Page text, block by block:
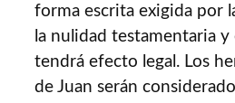
forma escrita exigida por
la nulidad testamentaria
tendrá efecto legal. Los
de Juan serán